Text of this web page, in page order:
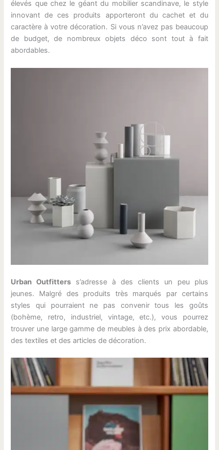
élevés que chez le géant du mobilier scandinave, le style
innovant de ces produits apporteront du cachet et du
caractère à votre décoration. Si vous n’avez pas beaucoup
de budget, de nombreux objets déco sont tout à fait
abordables.
Urban Outfitters s’adresse à des clients un peu plus
jeunes. Malgré des produits très marqués par certains
styles qui pourraient ne pas convenir tous les goûts
(bohème, retro, industriel, vintage, etc.), vous pourrez
trouver une large gamme de meubles à des prix abordable,
des textiles et des articles de décoration.